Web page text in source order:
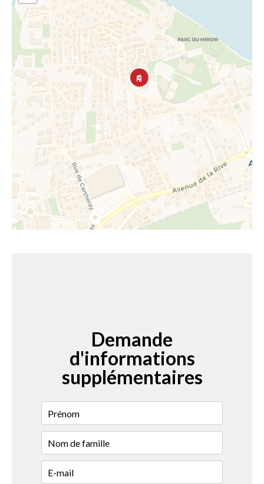
Demande
d'informations
supplémentaires